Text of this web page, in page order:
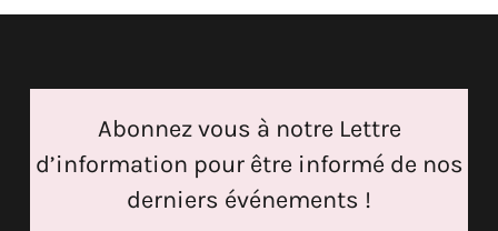
Abonnez vous à notre Lettre
d’information pour être informé de nos
derniers événements !